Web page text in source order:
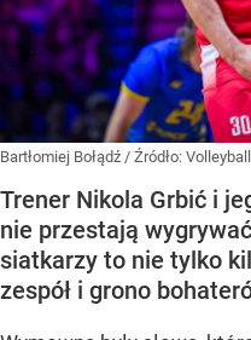
Bartłomiej Bołądź / Źródło:
Trener Nikola Grbić i
nie przestają
siatkarzy to nie tylko
zespół i grono